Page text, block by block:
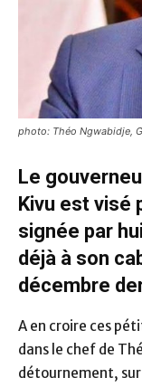
photo: Théo Ngwabidje,
Le
Kivu est visé
signée par
déjà à son
décembre
A en croire ces
dans le chef de
détournement,